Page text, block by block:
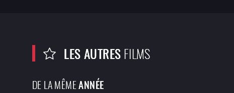
LES AUTRESFILMS
DE LA MÊMEANNÉE